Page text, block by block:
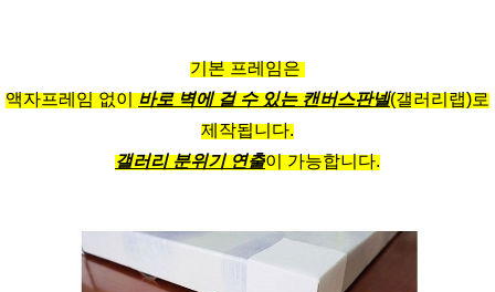
기본 프레임은
액자프레임 없이 바로 벽에 걸 수 있는 캔버스판넬(갤러리랩)로
제작됩니다.
갤러리 분위기 연출이 가능합니다.